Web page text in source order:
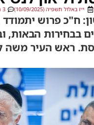
י״ז באלול תשפ״ה (10/09/2025) 3 תגובות
ח"כ פרוש
בבחירות הבאות,
ראש העיר משה